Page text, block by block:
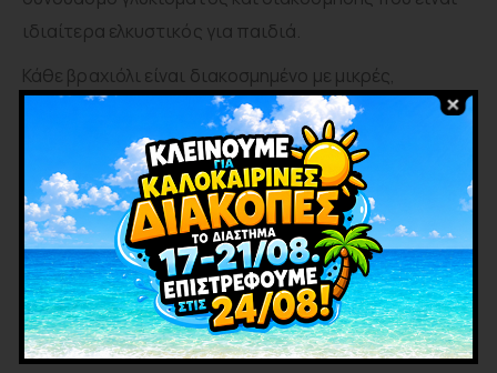
ιδιαίτερα ελκυστικός για παιδιά.
Κάθε βραχιόλι είναι διακοσμημένο με μικρές,
χρωματιστές καραμέλες σε σχήμα και λειτουργεί σαν
ρολόι-παιχνίδι που τα παιδιά μπορούν να φορέσουν
και να φάνε.
Το βάζο περιέχει 35 τεμάχια, καθιστώντας το
ιδανικό για καταστήματα ή εκδηλώσεις, καθώς και
για μοίρασμα. ΤοCandy Watchείναι σχεδιασμένο να
προσφέρει διασκέδαση και απόλαυση με έναν
διαδραστικό τρόπο που τραβά την προσοχή των